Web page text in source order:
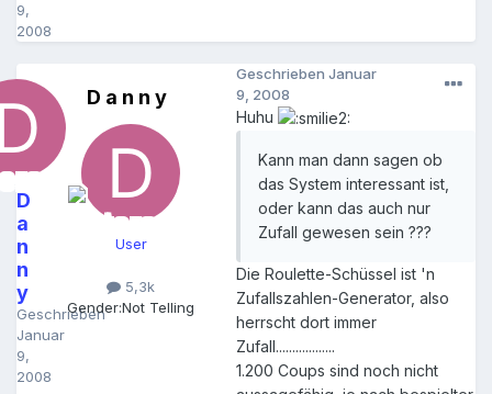
9,
2008
D
a
n
n
y
Geschrieben
Januar
9,
2008
D a n n y
User
5,3k
Gender:Not Telling
Geschrieben Januar
9, 2008
Huhu
Kann man dann sagen ob
das System interessant ist,
oder kann das auch nur
Zufall gewesen sein ???
Die Roulette-Schüssel ist 'n
Zufallszahlen-Generator, also
herrscht dort immer
Zufall..................
1.200 Coups sind noch nicht